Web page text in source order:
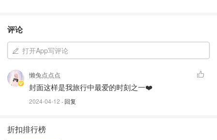
评论
打开App写评论
懒兔点点点
封面这样是我旅行中最爱的时刻之一❤️
2024-04-12 · 回复
折扣排行榜